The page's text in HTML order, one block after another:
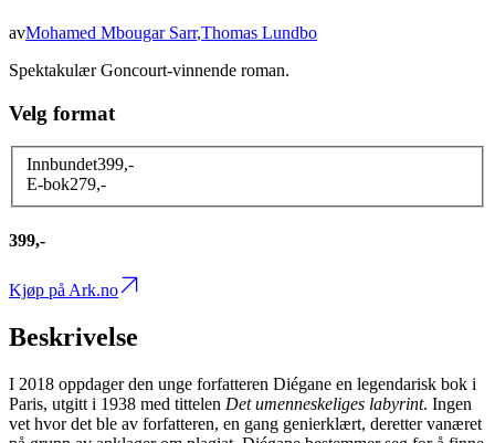
avMohamed Mbougar Sarr,Thomas Lundbo
Spektakulær Goncourt-vinnende roman.
Velg format
Innbundet399,-
E-bok279,-
399,-
Kjøp på Ark.no
Beskrivelse
I 2018 oppdager den unge forfatteren Diégane en legendarisk bok i
Paris, utgitt i 1938 med tittelen Det umenneskeliges labyrint. Ingen
vet hvor det ble av forfatteren, en gang genierklært, deretter vanæret